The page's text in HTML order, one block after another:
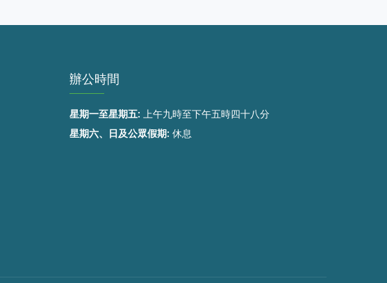
辦公時間
星期一至星期五: 上午九時至下午五時四十八分
星期六、日及公眾假期: 休息